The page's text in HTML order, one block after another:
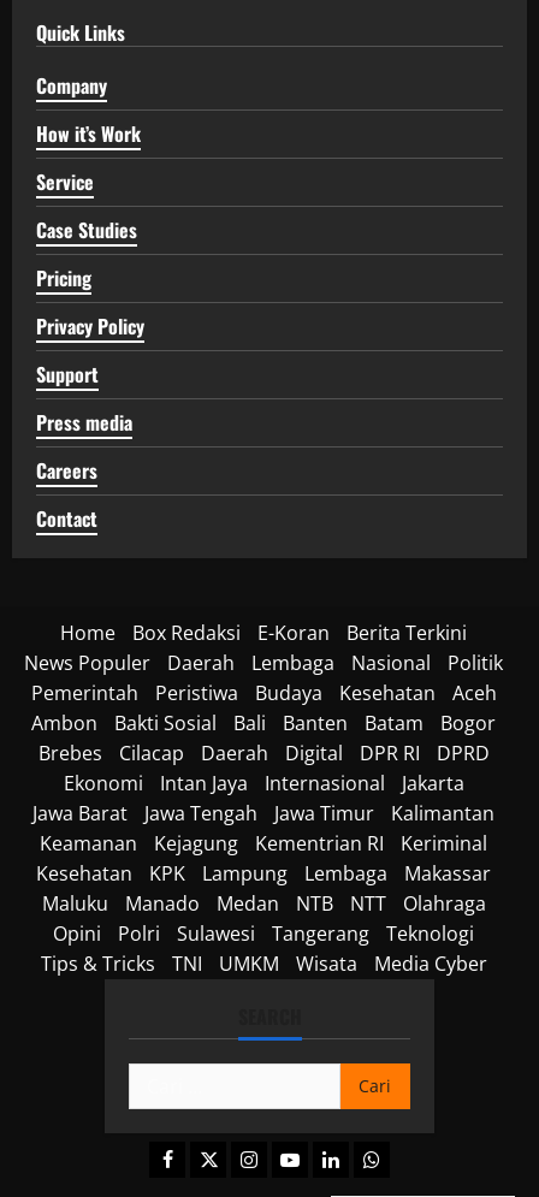
Quick Links
Company
How it’s Work
Service
Case Studies
Pricing
Privacy Policy
Support
Press media
Careers
Contact
Home Box Redaksi E-Koran
Berita Terkini
News Populer
Daerah Lembaga Nasional
Politik
Pemerintah
Peristiwa Budaya Kesehatan
Aceh
Ambon
Bakti Sosial Bali Banten Batam
Bogor
Brebes
Cilacap Daerah Digital DPR RI
DPRD
Ekonomi
Intan Jaya Internasional
Jakarta
Jawa Barat
Jawa Tengah Jawa Timur
Kalimantan
Keamanan
Kejagung Kementrian RI
Keriminal
Kesehatan
KPK Lampung Lembaga
Makassar
Maluku
Manado Medan NTB NTT
Olahraga
Opini
Polri Sulawesi Tangerang
Teknologi
Tips & Tricks
TNI UMKM Wisata Media Cyber
untuk:
Facebook
TwitterInstagram
YoutubeLinkedinWhatsapp